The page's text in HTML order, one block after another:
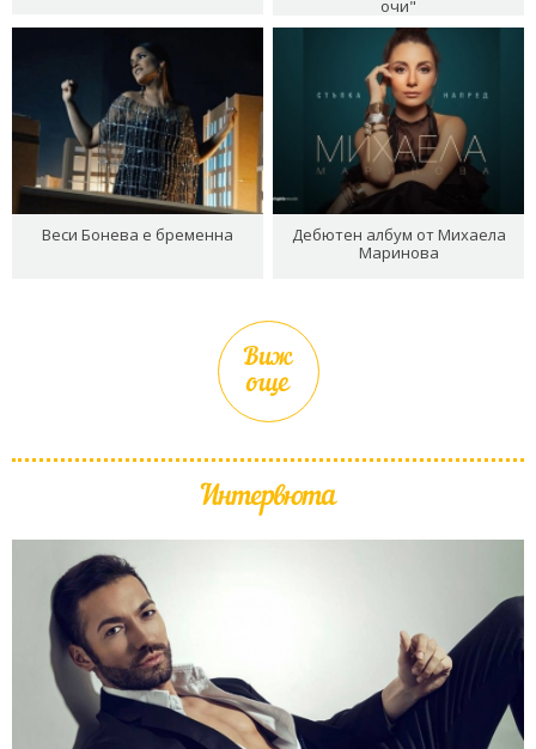
очи"
Веси Бонева е бременна
Дебютен албум от Михаела
Маринова
Виж
още
Интервюта